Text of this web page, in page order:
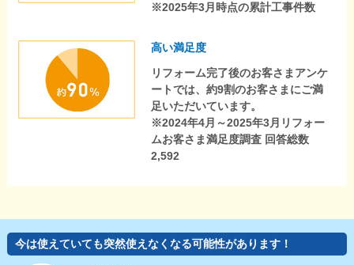
※2025年3月時点の累計工事件数
高い満足度
リフォーム完了後のお客さまアンケ
ートでは、約9割のお客さまにご満
足いただいています。
※2024年4月～2025年3月リフォー
ムお客さま満足度調査 回答総数
2,592
今は使えていても突然使えなくなる可能性があります！